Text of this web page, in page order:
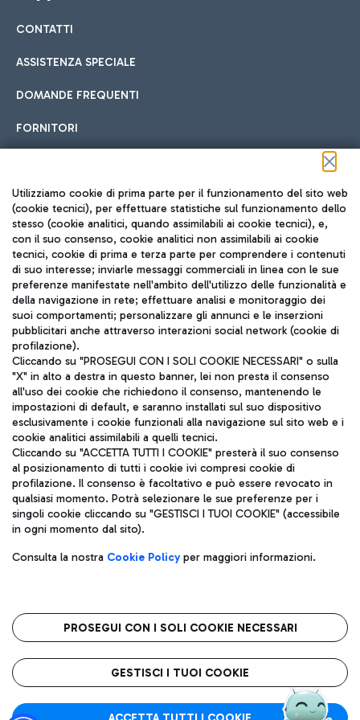
Cucina Internazionale
Fast Food
Pizza
Gelateria
Wine Bar & Sparkling
Hotel in aeroporto
Scegli l'alloggio più adatto e approfitta della vicinanza
all'aeroporto.
Car sharing
Con il Car Sharing è ancora più facile spostarsi
Treno
Raggiungi velocemente l'aeroporto di Fiumicino da Roma
tramite i servizi ferroviari Trenitalia.
Autobus
Scopri le linee di autobus per raggiungere l'aeroporto
Leonardo Da Vinci.
Raggiungi l’aeroporto senza pensieri con il servizio di taxi a
Ristoranti
Scopri la nostra offerta per una pausa gustosa in aeroporto
Mappa Aeroporto Fiumicino
CONTATTI
ASSISTENZA SPECIALE
DOMANDE FREQUENTI
FORNITORI
Seguici sui social
TRAVEL JOURNAL
ITA
Aeroporti di Roma S.p.A. - Società soggetta a direzione e
coordinamento di Mundys S.p.A.
Codice fiscale e Registro delle Imprese di Roma 13032990155 P.
IVA 06572251004
Capitale sociale 62.224.743,00 int. vers.
Sede legale: Via Pier Paolo Racchetti 1 - 00054 Fiumicino (RM)
telefono +39 06 65951
Privacy policy
Note legali
Roma FCO
L'aeroporto stellato
Utilizziamo cookie di prima parte per il funzionamento del sito web
(cookie tecnici), per effettuare statistiche sul funzionamento dello
stesso (cookie analitici, quando assimilabili ai cookie tecnici), e,
con il suo consenso, cookie analitici non assimilabili ai cookie
tecnici, cookie di prima e terza parte per comprendere i contenuti
di suo interesse; inviarle messaggi commerciali in linea con le sue
preferenze manifestate nell'ambito dell'utilizzo delle funzionalità e
della navigazione in rete; effettuare analisi e monitoraggio dei
suoi comportamenti; personalizzare gli annunci e le inserzioni
pubblicitari anche attraverso interazioni social network (cookie di
profilazione).
Cliccando su "PROSEGUI CON I SOLI COOKIE NECESSARI" o sulla
"X" in alto a destra in questo banner, lei non presta il consenso
all'uso dei cookie che richiedono il consenso, mantenendo le
impostazioni di default, e saranno installati sul suo dispositivo
esclusivamente i cookie funzionali alla navigazione sul sito web e i
cookie analitici assimilabili a quelli tecnici.
Cliccando su "ACCETTA TUTTI I COOKIE" presterà il suo consenso
al posizionamento di tutti i cookie ivi compresi cookie di
profilazione. Il consenso è facoltativo e può essere revocato in
qualsiasi momento. Potrà selezionare le sue preferenze per i
singoli cookie cliccando su "GESTISCI I TUOI COOKIE" (accessibile
in ogni momento dal sito).
Consulta la nostra Cookie Policyper maggiori informazioni.
PROSEGUI CON I SOLI COOKIE NECESSARI
GESTISCI I TUOI COOKIE